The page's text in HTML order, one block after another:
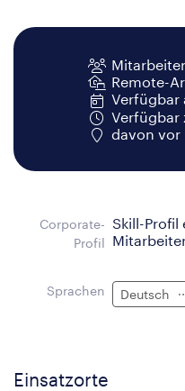
Remote-
Verfügbar
Verfügbar
davon vor
Corporate-
Profil
Skill-Profil
Sprachen Deutsch
Einsatzorte